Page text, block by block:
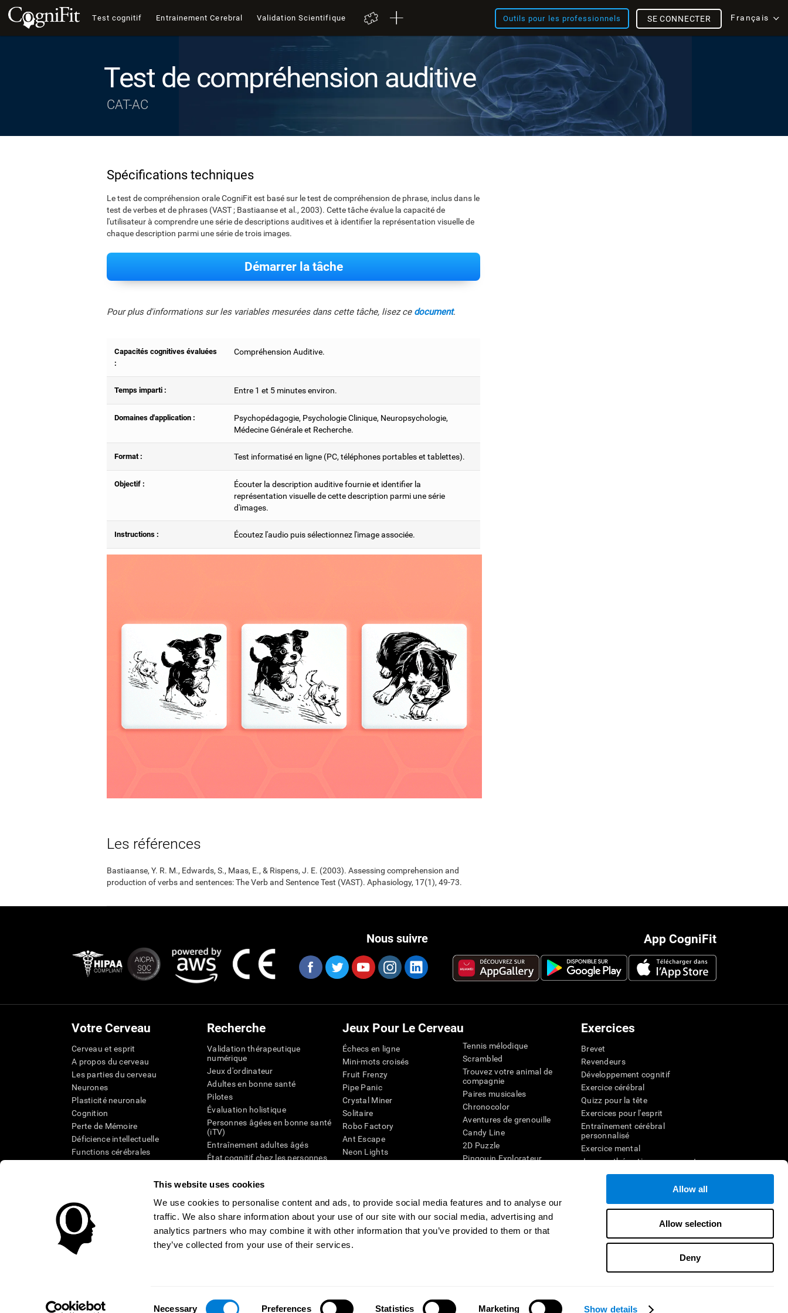
This website uses cookies
We use cookies to personalise content and ads, to provide social media features and to analyse our
traffic. We also share information about your use of our site with our social media, advertising and
analytics partners who may combine it with other information that you’ve provided to them or that
they’ve collected from your use of their services.
Necessary Preferences Statistics Marketing Show details
Allow all
Allow selection
Deny
Test cognitif Entrainement Cerebral Validation Scientifique Outils pour les professionnels Français
SE CONNECTER
Test de compréhension auditive
CAT-AC
Spécifications techniques
Le test de compréhension orale CogniFit est basé sur le test de compréhension de phrase, inclus dans le
test de verbes et de phrases (VAST ; Bastiaanse et al., 2003). Cette tâche évalue la capacité de
l'utilisateur à comprendre une série de descriptions auditives et à identifier la représentation visuelle de
chaque description parmi une série de trois images.
Démarrer la tâche
Pour plus d'informations sur les variables mesurées dans cette tâche, lisez ce document.
Capacités cognitives évaluées
:
Compréhension Auditive.
Temps imparti : Entre 1 et 5 minutes environ.
Domaines d'application :
Psychopédagogie, Psychologie Clinique, Neuropsychologie,
Médecine Générale et Recherche.
Format : Test informatisé en ligne (PC, téléphones portables et tablettes).
Objectif :
Écouter la description auditive fournie et identifier la
représentation visuelle de cette description parmi une série
d'images.
Instructions : Écoutez l'audio puis sélectionnez l'image associée.
Les références
Bastiaanse, Y. R. M., Edwards, S., Maas, E., & Rispens, J. E. (2003). Assessing comprehension and
production of verbs and sentences: The Verb and Sentence Test (VAST). Aphasiology, 17(1), 49-73.
App CogniFit
Nous suivre
Votre Cerveau
Cerveau et esprit
A propos du cerveau
Les parties du cerveau
Neurones
Plasticité neuronale
Cognition
Perte de Mémoire
Déficience intellectuelle
Functions cérébrales
Recherche
Validation thérapeutique
numérique
Jeux d'ordinateur
Adultes en bonne santé
Pilotes
Évaluation holistique
Personnes âgées en bonne santé
(iTV)
Entraînement adultes âgés
État cognitif chez les personnes
Révision systémique
Jeux Pour Le Cerveau
Échecs en ligne
Mini-mots croisés
Fruit Frenzy
Pipe Panic
Crystal Miner
Solitaire
Robo Factory
Ant Escape
Neon Lights
Space Rescue
Chaos mathématique
Course de billes
Tennis mélodique
Scrambled
Trouvez votre animal de
compagnie
Paires musicales
Chronocolor
Aventures de grenouille
Candy Line
2D Puzzle
Pingouin Explorateur
Jeux d'agilité mentale
Jeux en ligne pour la
mémoire
Jeux pour le cerveau
Exercices
Brevet
Revendeurs
Développement cognitif
Exercice cérébral
Quizz pour la tête
Exercices pour l'esprit
Entraînement cérébral
personnalisé
Exercice mental
Jeux mathématiques amusants
Compréhension de lecture
Batailles cérébrales
Test de QI
Déclaration d'accessibilité
CANADA CogniFit Inc © 2026